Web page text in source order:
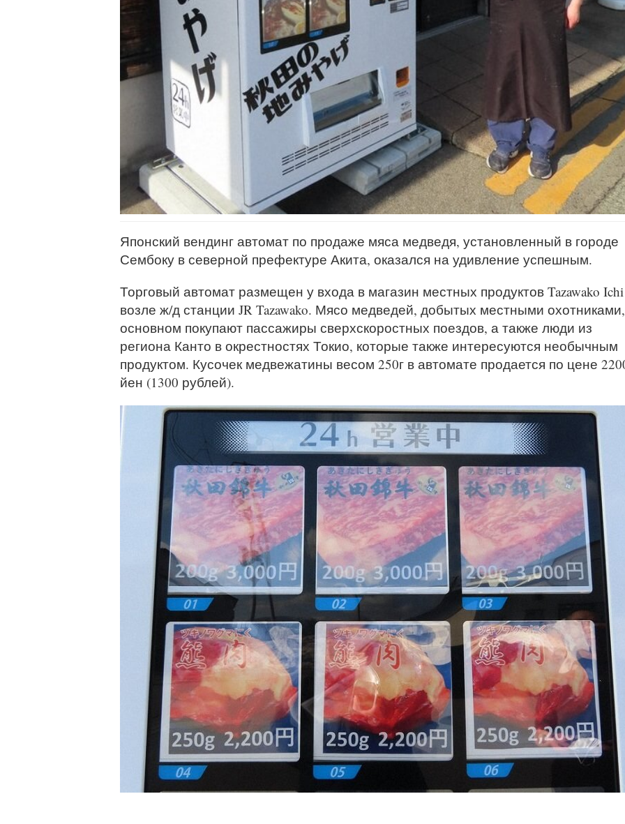
Японский вендинг автомат по продаже мяса медведя, установленный в городе
Сембоку в северной префектуре Акита, оказался на удивление успешным.
Торговый автомат размещен у входа в магазин местных продуктов Tazawako Ichi
возле ж/д станции JR Tazawako. Мясо медведей, добытых местными
основном покупают пассажиры сверхскоростных поездов, а также люди из
региона Канто в окрестностях Токио, которые также интересуются необычным
продуктом. Кусочек медвежатины весом 250г в автомате продается по цене
йен (1300 рублей).